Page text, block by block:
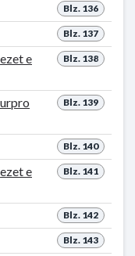
Blz. 136
Blz. 137
Blz. 138
e
Blz. 139
Blz. 140
Blz. 141
e
Blz. 142
Blz. 143